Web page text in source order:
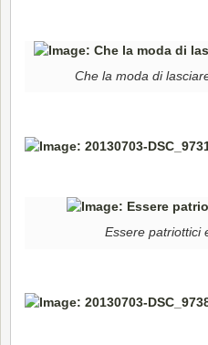
Che la moda di
Essere patriottici